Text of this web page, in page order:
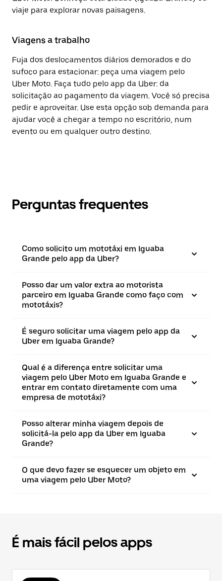
viaje para explorar novas paisagens.
Viagens a trabalho
Fuja dos deslocamentos diários demorados e do
sufoco para estacionar: peça uma viagem pelo
Uber Moto. Faça tudo pelo app da Uber: da
solicitação ao pagamento da viagem. Você só precisa
pedir e aproveitar. Use esta opção sob demanda para
ajudar você a chegar a tempo no escritório, num
evento ou em qualquer outro destino.
Perguntas frequentes
Como solicito um mototáxi em Iguaba
Grande pelo app da Uber?
Posso dar um valor extra ao motorista
parceiro em Iguaba Grande como faço com
mototáxis?
É seguro solicitar uma viagem pelo app da
Uber em Iguaba Grande?
Qual é a diferença entre solicitar uma
viagem pelo Uber Moto em Iguaba Grande e
entrar em contato diretamente com uma
empresa de mototáxi?
Posso alterar minha viagem depois de
solicitá-la pelo app da Uber em Iguaba
Grande?
O que devo fazer se esquecer um objeto em
uma viagem pelo Uber Moto?
É mais fácil pelos apps